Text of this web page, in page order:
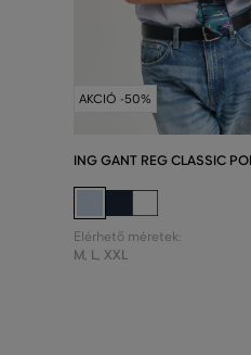
AKCIÓ -50%
ING GANT REG CLASSIC
Elérhető méretek:
M, L, XXL